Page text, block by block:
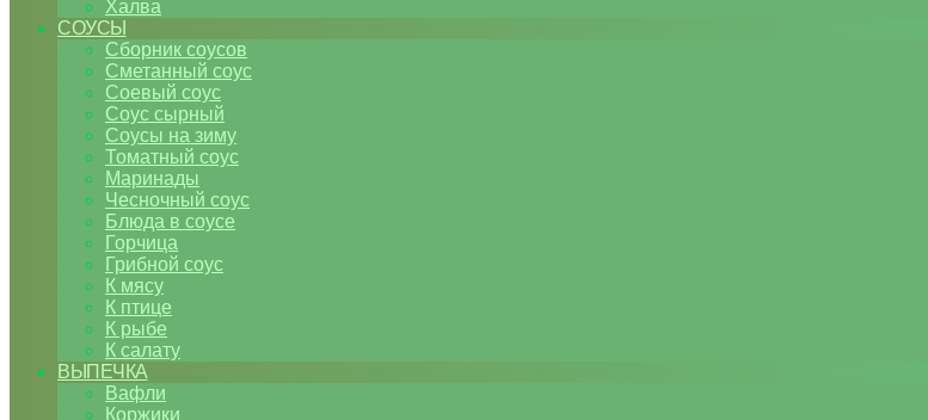
Халва
СОУСЫ
Сборник соусов
Сметанный соус
Соевый соус
Соус сырный
Соусы на зиму
Томатный соус
Маринады
Чесночный соус
Блюда в соусе
Горчица
Грибной соус
К мясу
К птице
К рыбе
К салату
ВЫПЕЧКА
Вафли
Коржики